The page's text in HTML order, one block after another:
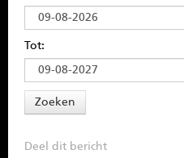
Tot:
Deel dit bericht